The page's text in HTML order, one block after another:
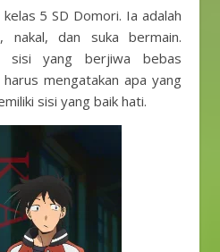
5 SD Domori. Ia adalah
nakal, dan suka bermain.
sisi yang berjiwa bebas
mengatakan apa yang
sisi yang baik hati.